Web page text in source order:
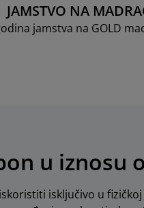
JAMSTVO NA
jamstva na GOLD
u iznosu
isključivo u